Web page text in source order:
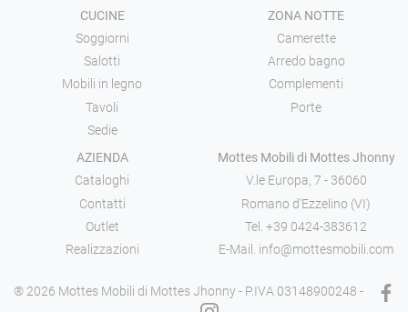
CUCINE
Soggiorni
Salotti
Mobili in legno
Tavoli
Sedie
ZONA NOTTE
Camerette
Arredo bagno
Complementi
Porte
AZIENDA
Cataloghi
Contatti
Outlet
Realizzazioni
Mottes Mobili di Mottes Jhonny
V.le Europa, 7 - 36060
Romano d'Ezzelino (VI)
Tel. +39 0424-383612
E-Mail. info@mottesmobili.com
® 2026 Mottes Mobili di Mottes Jhonny - P.IVA 03148900248 -